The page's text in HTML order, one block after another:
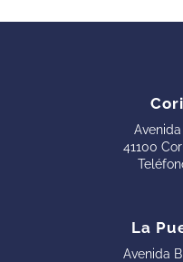
41100
La
Avenida